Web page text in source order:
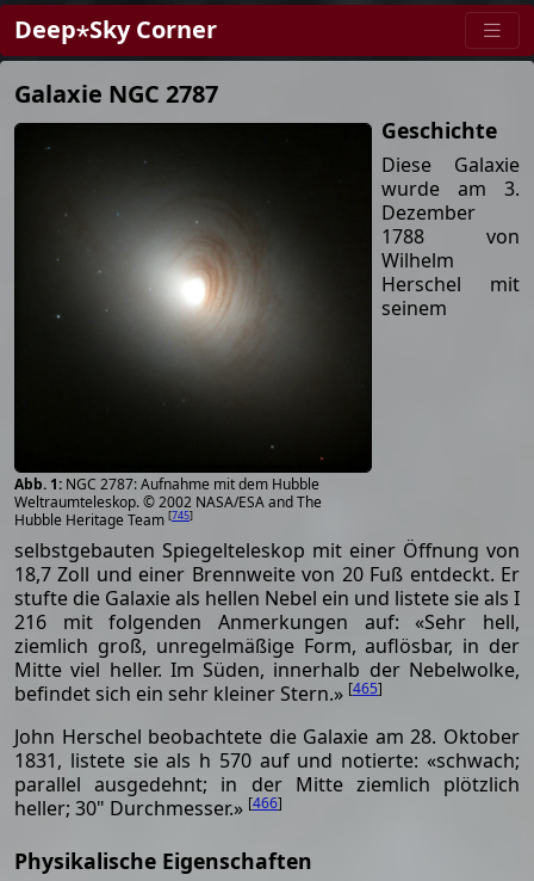
Deep⋆Sky Corner
Galaxie NGC 2787
NGC 2787: Aufnahme mit dem Hubble
Weltraumteleskop. © 2002 NASA/ESA and The
Hubble Heritage Team [745]
Geschichte
Diese Galaxie
wurde am 3.
Dezember
1788 von
Wilhelm
Herschel mit
seinem
selbstgebauten Spiegelteleskop mit einer Öffnung von
18,7 Zoll und einer Brennweite von 20 Fuß entdeckt. Er
stufte die Galaxie als hellen Nebel ein und listete sie als I
216 mit folgenden Anmerkungen auf: «Sehr hell,
ziemlich groß, unregelmäßige Form, auflösbar, in der
Mitte viel heller. Im Süden, innerhalb der Nebelwolke,
befindet sich ein sehr kleiner Stern.» [465]
John Herschel beobachtete die Galaxie am 28. Oktober
1831, listete sie als h 570 auf und notierte: «schwach;
parallel ausgedehnt; in der Mitte ziemlich plötzlich
heller; 30" Durchmesser.» [466]
Physikalische Eigenschaften